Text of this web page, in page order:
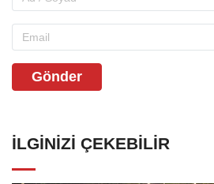
Gönder
İLGINIZI ÇEKEBILIR